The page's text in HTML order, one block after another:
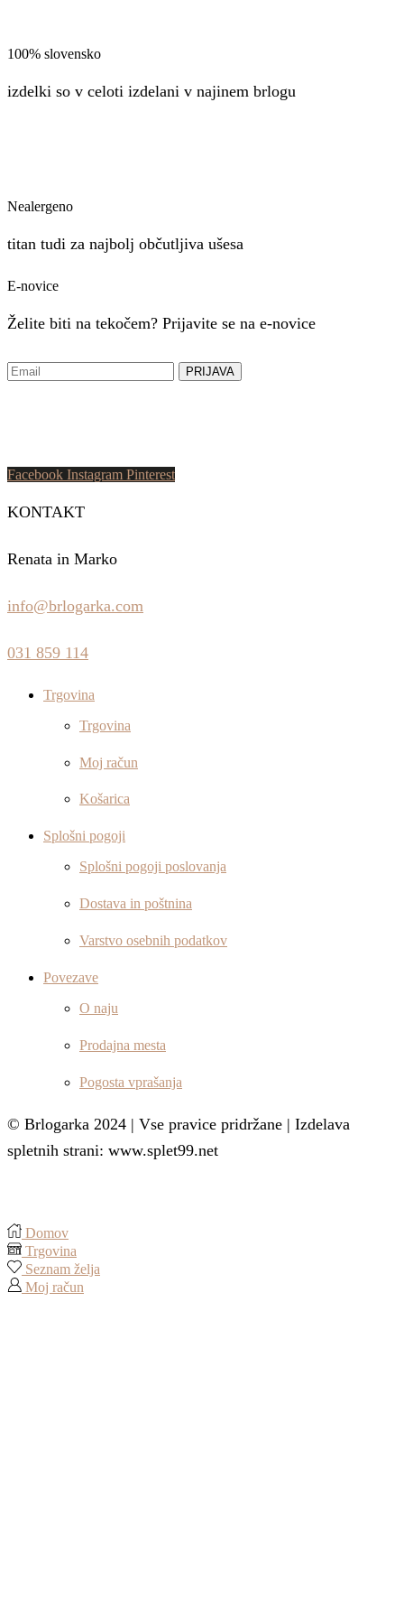
100% slovensko
izdelki so v celoti izdelani v najinem brlogu
Nealergeno
titan tudi za najbolj občutljiva ušesa
E-novice
Želite biti na tekočem? Prijavite se na e-novice
Facebook Instagram Pinterest
KONTAKT
Renata in Marko
info@brlogarka.com
031 859 114
Trgovina
Trgovina
Moj račun
Košarica
Splošni pogoji
Splošni pogoji poslovanja
Dostava in poštnina
Varstvo osebnih podatkov
Povezave
O naju
Prodajna mesta
Pogosta vprašanja
© Brlogarka 2024 | Vse pravice pridržane | Izdelava
spletnih strani: www.splet99.net
Domov
Trgovina
Seznam želja
Moj račun